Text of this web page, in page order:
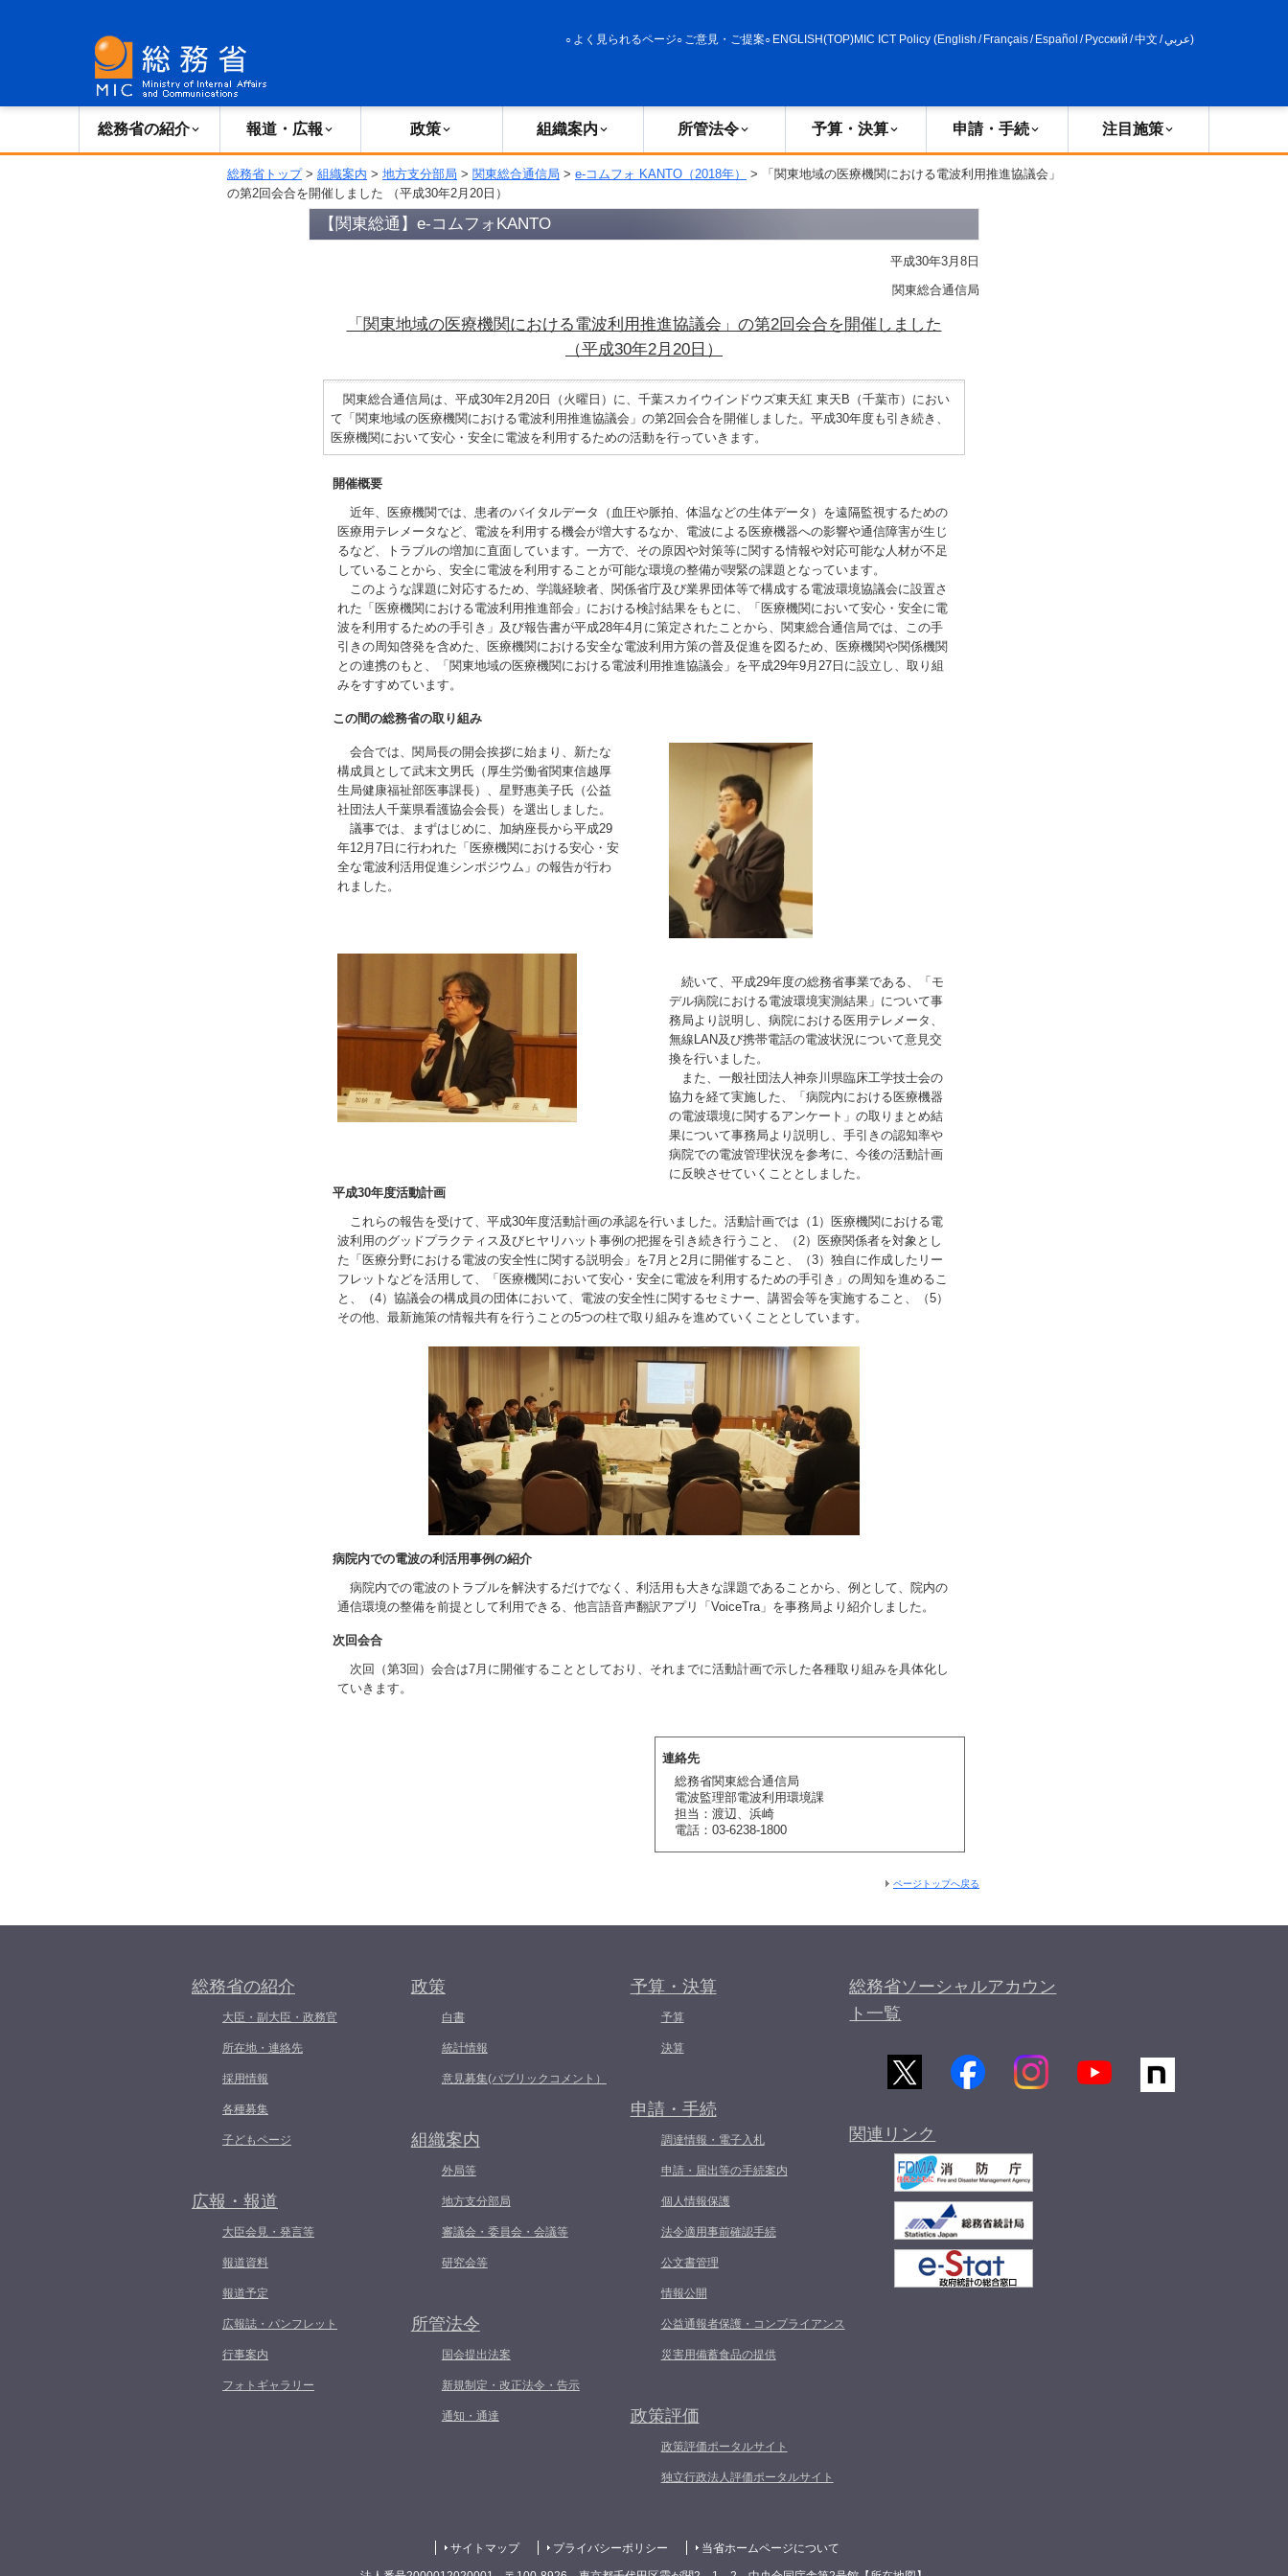
よく見られるページ ご意見・ご提案 ENGLISH(TOP)MIC ICT Policy (English / Français/ Español / Русский /中文 /عربي)
総務省の紹介 報道・広報 政策 組織案内 所管法令 予算・決算 申請・手続 注目施策
総務省トップ> 組織案内 > 地方支分部局 > 関東総合通信局 > e-コムフォ KANTO（2018年）
> 「関東地域の医療機関における電波利用推進協議会」
の第2回会合を開催しました （平成30年2月20日）
【関東総通】e-コムフォKANTO
平成30年3月8日
関東総合通信局
「関東地域の医療機関における電波利用推進協議会」の第2回会合を開催しました
（平成30年2月20日）
関東総合通信局は、平成30年2月20日（火曜日）に、千葉スカイウインドウズ東天紅 東天B（千葉市）におい
て「関東地域の医療機関における電波利用推進協議会」の第2回会合を開催しました。平成30年度も引き続き、
医療機関において安心・安全に電波を利用するための活動を行っていきます。
開催概要
近年、医療機関では、患者のバイタルデータ（血圧や脈拍、体温などの生体データ）を遠隔監視するための
医療用テレメータなど、電波を利用する機会が増大するなか、電波による医療機器への影響や通信障害が生じ
るなど、トラブルの増加に直面しています。一方で、その原因や対策等に関する情報や対応可能な人材が不足
していることから、安全に電波を利用することが可能な環境の整備が喫緊の課題となっています。
このような課題に対応するため、学識経験者、関係省庁及び業界団体等で構成する電波環境協議会に設置さ
れた「医療機関における電波利用推進部会」における検討結果をもとに、「医療機関において安心・安全に電
波を利用するための手引き」及び報告書が平成28年4月に策定されたことから、関東総合通信局では、この手
引きの周知啓発を含めた、医療機関における安全な電波利用方策の普及促進を図るため、医療機関や関係機関
との連携のもと、「関東地域の医療機関における電波利用推進協議会」を平成29年9月27日に設立し、取り組
みをすすめています。
この間の総務省の取り組み
会合では、関局長の開会挨拶に始まり、新たな
構成員として武末文男氏（厚生労働省関東信越厚
生局健康福祉部医事課長）、星野惠美子氏（公益
社団法人千葉県看護協会会長）を選出しました。
議事では、まずはじめに、加納座長から平成29
年12月7日に行われた「医療機関における安心・安
全な電波利活用促進シンポジウム」の報告が行わ
れました。
続いて、平成29年度の総務省事業である、「モ
デル病院における電波環境実測結果」について事
務局より説明し、病院における医用テレメータ、
無線LAN及び携帯電話の電波状況について意見交
換を行いました。
また、一般社団法人神奈川県臨床工学技士会の
協力を経て実施した、「病院内における医療機器
の電波環境に関するアンケート」の取りまとめ結
果について事務局より説明し、手引きの認知率や
病院での電波管理状況を参考に、今後の活動計画
に反映させていくこととしました。
平成30年度活動計画
これらの報告を受けて、平成30年度活動計画の承認を行いました。活動計画では（1）医療機関における電
波利用のグッドプラクティス及びヒヤリハット事例の把握を引き続き行うこと、（2）医療関係者を対象とし
た「医療分野における電波の安全性に関する説明会」を7月と2月に開催すること、（3）独自に作成したリー
フレットなどを活用して、「医療機関において安心・安全に電波を利用するための手引き」の周知を進めるこ
と、（4）協議会の構成員の団体において、電波の安全性に関するセミナー、講習会等を実施すること、（5）
その他、最新施策の情報共有を行うことの5つの柱で取り組みを進めていくこととしています。
病院内での電波の利活用事例の紹介
病院内での電波のトラブルを解決するだけでなく、利活用も大きな課題であることから、例として、院内の
通信環境の整備を前提として利用できる、他言語音声翻訳アプリ「VoiceTra」を事務局より紹介しました。
次回会合
次回（第3回）会合は7月に開催することとしており、それまでに活動計画で示した各種取り組みを具体化し
ていきます。
連絡先
総務省関東総合通信局
電波監理部電波利用環境課
担当：渡辺、浜崎
電話：03-6238-1800
ページトップへ戻る
総務省の紹介
大臣・副大臣・政務官
所在地・連絡先
採用情報
各種募集
子どもページ
広報・報道
大臣会見・発言等
報道資料
報道予定
広報誌・パンフレット
行事案内
フォトギャラリー
政策
白書
統計情報
意見募集(パブリックコメント）
組織案内
外局等
地方支分部局
審議会・委員会・会議等
研究会等
所管法令
国会提出法案
新規制定・改正法令・告示
通知・通達
予算・決算
予算
決算
申請・手続
調達情報・電子入札
申請・届出等の手続案内
個人情報保護
法令適用事前確認手続
公文書管理
情報公開
公益通報者保護・コンプライアンス
災害用備蓄食品の提供
政策評価
政策評価ポータルサイト
独立行政法人評価ポータルサイト
総務省ソーシャルアカウン
ト一覧
関連リンク
サイトマップ プライバシーポリシー 当省ホームページについて